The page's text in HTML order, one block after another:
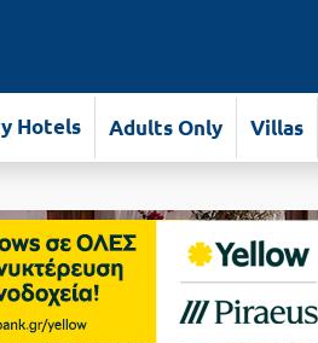
Hotels Adults Only Villas